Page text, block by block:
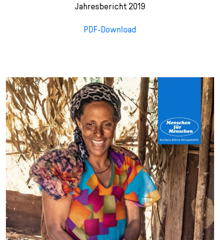
Jahresbericht 2019
PDF-Download